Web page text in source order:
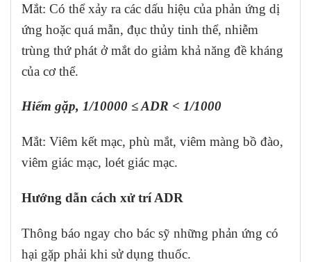
Mắt: Có thể xảy ra các dấu hiệu của phản ứng dị
ứng hoặc quá mẫn, đục thủy tinh thể, nhiễm
trùng thứ phát ở mắt do giảm khả năng đề kháng
của cơ thể.
Hiếm gặp, 1/10000 ≤ ADR < 1/1000
Mắt: Viêm kết mạc, phù mắt, viêm màng bồ đào,
viêm giác mạc, loét giác mạc.
Hướng dẫn cách xử trí ADR
Thông báo ngay cho bác sỹ những phản ứng có
hại gặp phải khi sử dụng thuốc.